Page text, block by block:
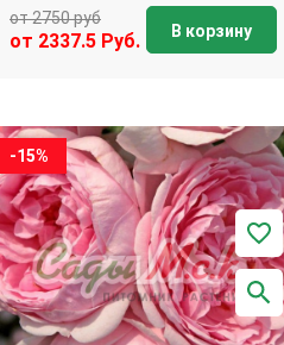
от 2750 руб
от 2337.5 Руб. В корзину
-15%